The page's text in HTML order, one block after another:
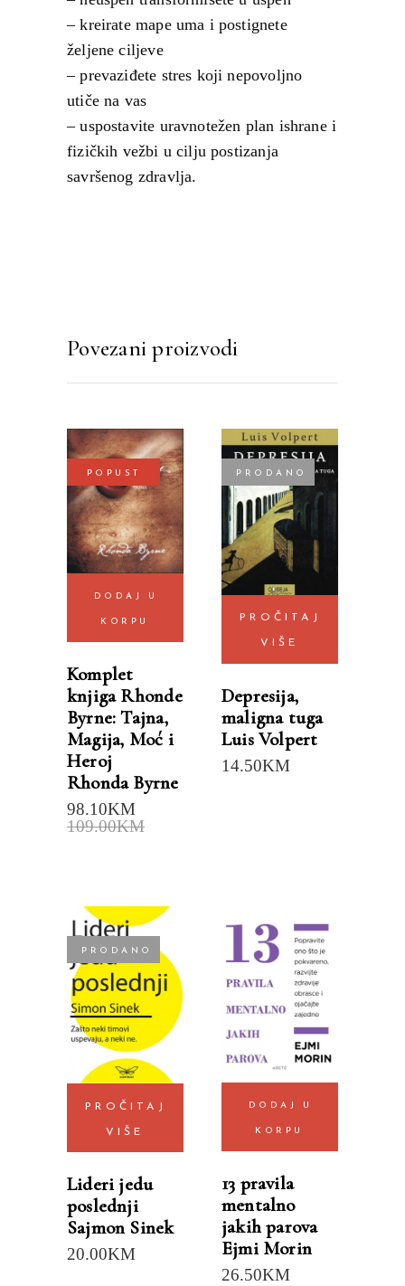
– kreirate mape uma i postignete
željene ciljeve
– prevaziđete stres koji nepovoljno
utiče na vas
– uspostavite uravnotežen plan ishrane i
fizičkih vežbi u cilju postizanja
savršenog zdravlja.
Povezani proizvodi
POPUST
DODAJ U
KORPU
Komplet
knjiga Rhonde
Byrne: Tajna,
Magija, Moć i
Heroj
Rhonda Byrne
109.00KM
98.10KM
PRODANO
PROČITAJ
VIŠE
Depresija,
maligna tuga
Luis Volpert
14.50KM
PRODANO
PROČITAJ
VIŠE
Lideri jedu
poslednji
Sajmon Sinek
20.00KM
DODAJ U
KORPU
13 pravila
mentalno
jakih parova
Ejmi Morin
26.50KM